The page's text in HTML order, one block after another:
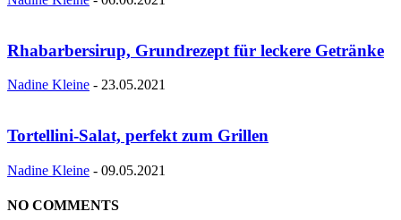
Rhabarbersirup, Grundrezept für leckere Getränke
Nadine Kleine - 23.05.2021
Tortellini-Salat, perfekt zum Grillen
Nadine Kleine - 09.05.2021
NO COMMENTS